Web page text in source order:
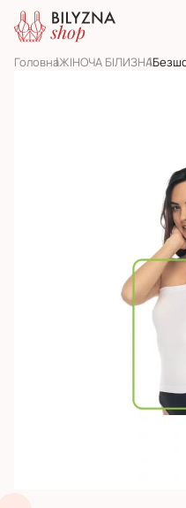
ГоловнаЖІНОЧА БІЛИЗНА